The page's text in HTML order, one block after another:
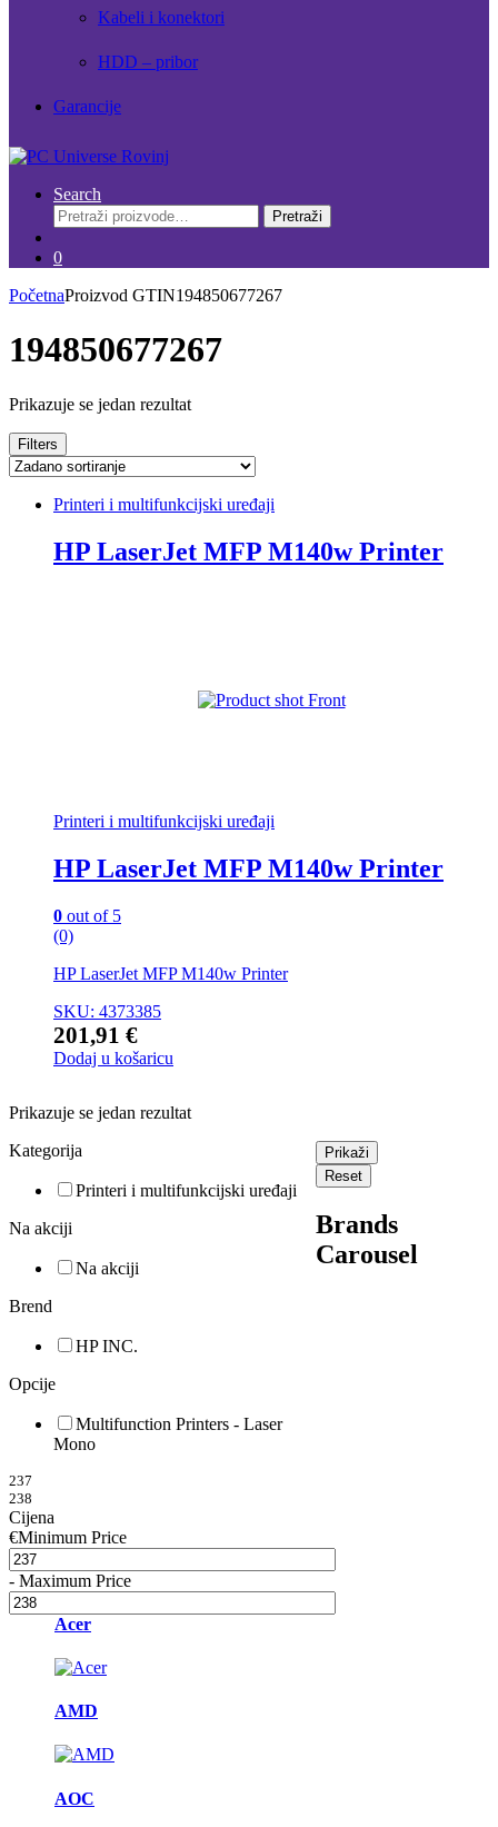
Kabeli i konektori
HDD – pribor
Garancije
Search
Pretraži:
Pretraži
0
PočetnaProizvod GTIN194850677267
194850677267
Prikazuje se jedan rezultat
Filters
Printeri i multifunkcijski uređaji
HP LaserJet MFP M140w Printer
Printeri i multifunkcijski uređaji
HP LaserJet MFP M140w Printer
0 out of 5
(0)
HP LaserJet MFP M140w Printer
SKU: 4373385
201,91 €
Dodaj u košaricu
Prikazuje se jedan rezultat
Kategorija
Printeri i multifunkcijski uređaji
Na akciji
Na akciji
Brend
HP INC.
Opcije
Multifunction Printers - Laser
Mono
237
238
Cijena
€Minimum Price
- Maximum Price
Prikaži
Reset
Brands
Carousel
Acer
AMD
AOC